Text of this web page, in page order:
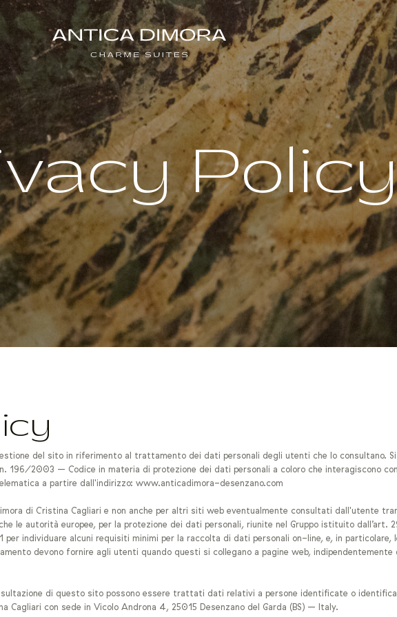
del sito in riferimento al trattamento dei dati personali degli utenti che lo consultano.
196/2003 – Codice in materia di protezione dei dati personali a coloro che interagiscono
a partire dall'indirizzo: www.anticadimora-desenzano.com
di Cristina Cagliari e non anche per altri siti web eventualmente consultati dall'utente
le autorità europee, per la protezione dei dati personali, riunite nel Gruppo istituito dall’art.
individuare alcuni requisiti minimi per la raccolta di dati personali on-line, e, in particolare,
devono fornire agli utenti quando questi si collegano a pagine web, indipendentemente
di questo sito possono essere trattati dati relativi a persone identificate o
con sede in Vicolo Androna 4, 25015 Desenzano del Garda (BS) – Italy.